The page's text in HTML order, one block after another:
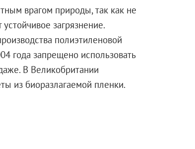
врагом природы, так как не
загрязнение.
полиэтиленовой
года запрещено использовать
В Великобритании
из биоразлагаемой пленки.